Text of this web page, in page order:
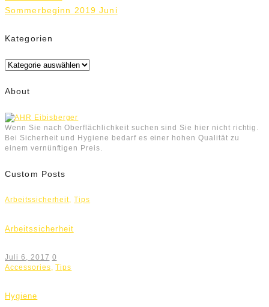
Sommerbeginn 2019 Juni
Kategorien
Kategorien
About
Wenn Sie nach Oberflächlichkeit suchen sind Sie hier nicht richtig.
Bei Sicherheit und Hygiene bedarf es einer hohen Qualität zu
einem vernünftigen Preis.
Custom Posts
Arbeitssicherheit,Tips
Arbeitssicherheit
Juli 6, 2017 0
Accessories,Tips
Hygiene